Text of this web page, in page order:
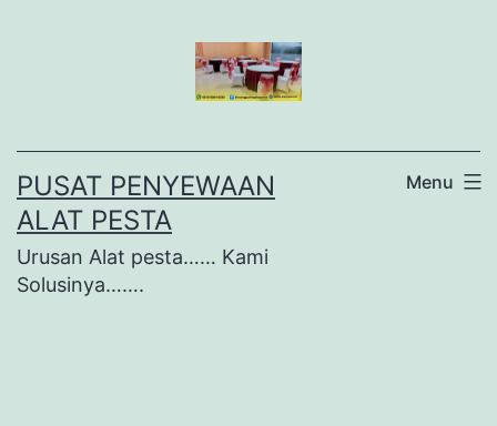
PUSAT PENYEWAAN
ALAT PESTA
Urusan Alat pesta…… Kami
Solusinya…….
Menu